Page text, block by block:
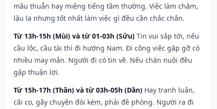
mâu thuẫn hay miệng tiếng tầm thường. Việc làm chậm,
lâu la nhưng tốt nhất làm việc gì đều cần chắc chắn.
Từ 13h-15h (Mùi) và từ 01-03h (Sửu) Tin vui sắp tới, nếu
cầu lộc, cầu tài thì đi hướng Nam. Đi công việc gặp gỡ có
nhiều may mắn. Người đi có tin về. Nếu chăn nuôi đều
gặp thuận lợi.
Từ 15h-17h (Thân) và từ 03h-05h (Dần) Hay tranh luận,
cãi cọ, gây chuyện đói kém, phải đề phòng. Người ra đi